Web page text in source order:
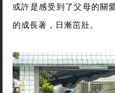
或許是感受到了父母的關
的成長著，日漸茁壯。